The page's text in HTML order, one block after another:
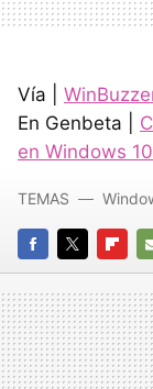
Vía |
En Genbeta |
en Windows
FACEBOOK
TWITTER
TEMAS